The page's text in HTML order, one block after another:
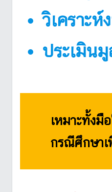
วิเคราะห์
ประเมิน
เหมาะทั้งมื
กรณีศึกษาเ